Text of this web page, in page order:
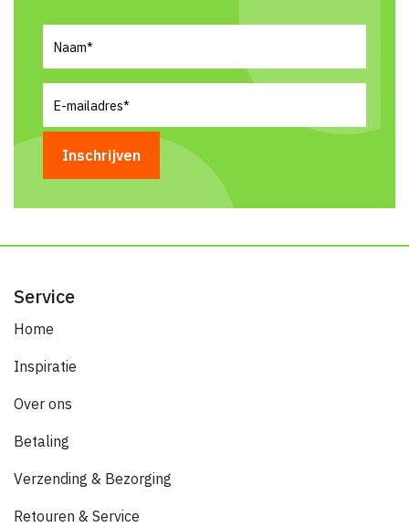
mailadres(Vereist)
Service
Home
Inspiratie
Over ons
Betaling
Verzending & Bezorging
Retouren & Service